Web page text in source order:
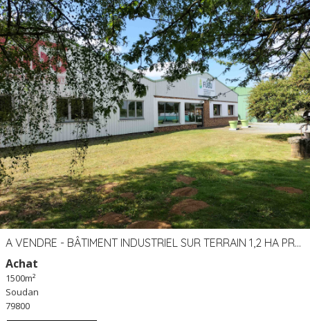
A VENDRE - BÂTIMENT INDUSTRIEL SUR TERRAIN 1,2 HA PROCHE ÉCHANGEUR A10 - SOUDAN (79)
Achat
1500m²
Soudan
79800